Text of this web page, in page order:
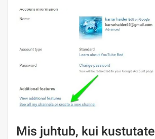
Mis juhtub, kui kustutate